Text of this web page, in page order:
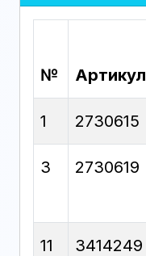
№ Артикул
1 2730615
3 2730619
11 3414249